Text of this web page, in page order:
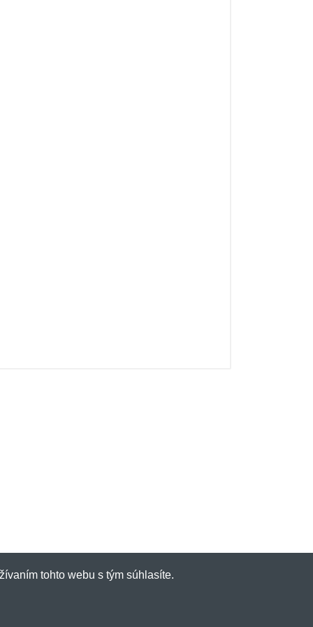
tohto webu s tým súhlasíte.